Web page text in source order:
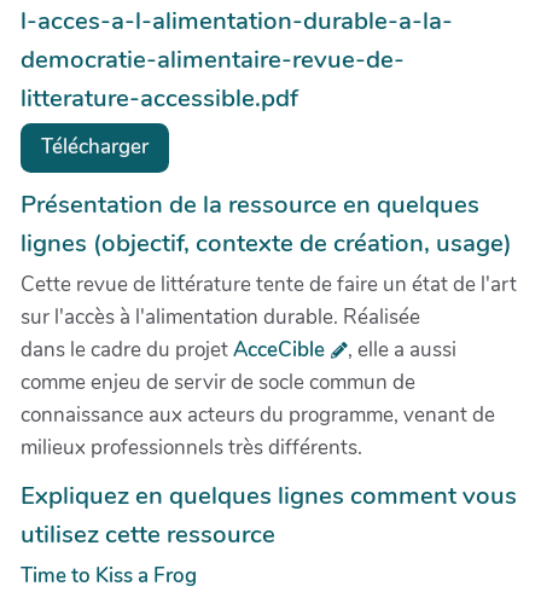
l-acces-a-l-alimentation-durable-a-la-
democratie-alimentaire-revue-de-
litterature-accessible.pdf
Télécharger
Présentation de la ressource en quelques
lignes (objectif, contexte de création, usage)
Cette revue de littérature tente de faire un état de l'art
sur l'accès à l'alimentation durable. Réalisée
dans le cadre du projetAcceCible
, elle a aussi
comme enjeu de servir de socle commun de
connaissance aux acteurs du programme, venant de
milieux professionnels très différents.
Expliquez en quelques lignes comment vous
utilisez cette ressource
Time to Kiss a Frog